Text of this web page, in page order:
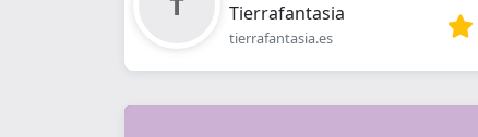
Tierrafantasia
tierrafantasia.es